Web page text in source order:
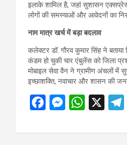
इलाके शामिल है, जहां सुशासन एक्सप्रेस
लोगों की समस्याओं और आवेदनों का
नाम मात्र खर्च में बड़ा बदलाव
कलेक्टर डॉ. गौरव कुमार सिंह ने
कंडम हो चुकी चार एंबुलेंस को जिला
मोबाइल सेवा वैन ने ग्रामीण अंचलों
इच्छाशक्ति, नवाचार और शासन की
F
ce
M
se
W
at
X